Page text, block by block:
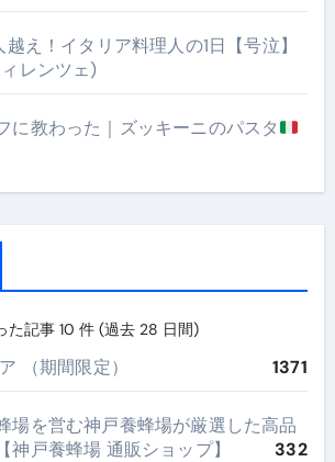
え！イタリア料理人の1日【号泣】
レンツェ)
に教わった｜ズッキーニのパスタ
た記事 10 件 (過去 28 日間)
（期間限定） 1371
場を営む神戸養蜂場が厳選した高品
神戸養蜂場 通販ショップ】
332